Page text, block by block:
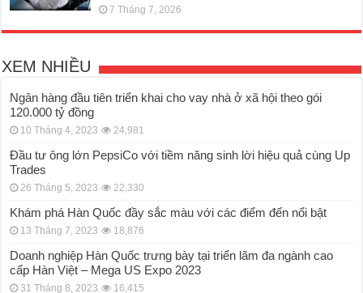
7 Tháng 7, 2026
XEM NHIỀU
Ngân hàng đầu tiên triển khai cho vay nhà ở xã hội theo gói
120.000 tỷ đồng
10 Tháng 4, 2023 24,981
Đầu tư ông lớn PepsiCo với tiềm năng sinh lời hiệu quả cùng Up
Trades
26 Tháng 5, 2023 22,330
Khám phá Hàn Quốc đầy sắc màu với các điểm đến nổi bật
13 Tháng 7, 2023 18,876
Doanh nghiệp Hàn Quốc trưng bày tại triển lãm đa ngành cao
cấp Hàn Việt – Mega US Expo 2023
31 Tháng 8, 2023 16,415